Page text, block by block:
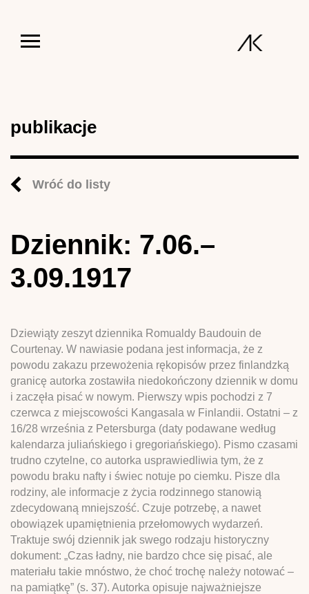
publikacje
Wróć do listy
Dziennik: 7.06.–
3.09.1917
Dziewiąty zeszyt dziennika Romualdy Baudouin de
Courtenay. W nawiasie podana jest informacja, że z
powodu zakazu przewożenia rękopisów przez finlandzką
granicę autorka zostawiła niedokończony dziennik w domu
i zaczęła pisać w nowym. Pierwszy wpis pochodzi z 7
czerwca z miejscowości Kangasala w Finlandii. Ostatni – z
16/28 września z Petersburga (daty podawane według
kalendarza juliańskiego i gregoriańskiego). Pismo czasami
trudno czytelne, co autorka usprawiedliwia tym, że z
powodu braku nafty i świec notuje po ciemku. Pisze dla
rodziny, ale informacje z życia rodzinnego stanowią
zdecydowaną mniejszość. Czuje potrzebę, a nawet
obowiązek upamiętnienia przełomowych wydarzeń.
Traktuje swój dziennik jak swego rodzaju historyczny
dokument: „Czas ładny, nie bardzo chce się pisać, ale
materiału takie mnóstwo, że choć trochę należy notować –
na pamiątkę” (s. 37). Autorka opisuje najważniejsze